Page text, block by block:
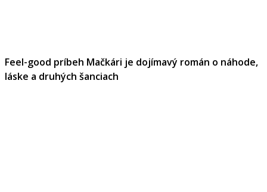
Feel-good príbeh Mačkári je dojímavý román o náhode,
láske a druhých šanciach